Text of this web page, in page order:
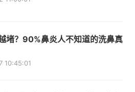
堵？90%鼻炎人不知道的洗鼻真
10:45:01